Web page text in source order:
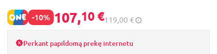
-10% 107,10 €119,00 €
Perkant papildomą prekę internetu